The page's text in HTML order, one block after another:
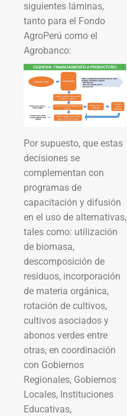
siguientes láminas,
tanto para el Fondo
AgroPerú como el
Agrobanco:
Por supuesto, que estas
decisiones se
complementan con
programas de
capacitación y difusión
en el uso de alternativas,
tales como: utilización
de biomasa,
descomposición de
residuos, incorporación
de materia orgánica,
rotación de cultivos,
cultivos asociados y
abonos verdes entre
otras, en coordinación
con Gobiernos
Regionales, Gobiernos
Locales, Instituciones
Educativas,